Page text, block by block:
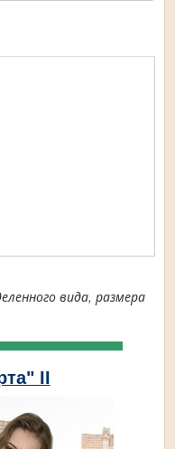
вида, размера
II